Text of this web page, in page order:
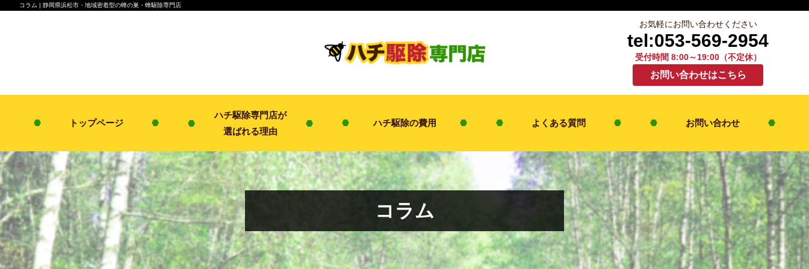
コラム | 静岡県浜松市・地域密着型の蜂の巣・蜂駆除専門店
お気軽にお問い合わせください
tel:053-569-2954
受付時間 8:00～19:00（不定休）
お問い合わせはこちら
トップページ
ハチ駆除専門店が
選ばれる理由
ハチ駆除の費用 よくある質問 お問い合わせ
コラム